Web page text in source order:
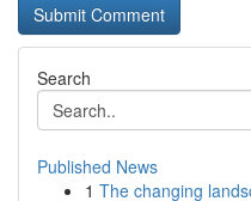
Search
Published News
1 The changing